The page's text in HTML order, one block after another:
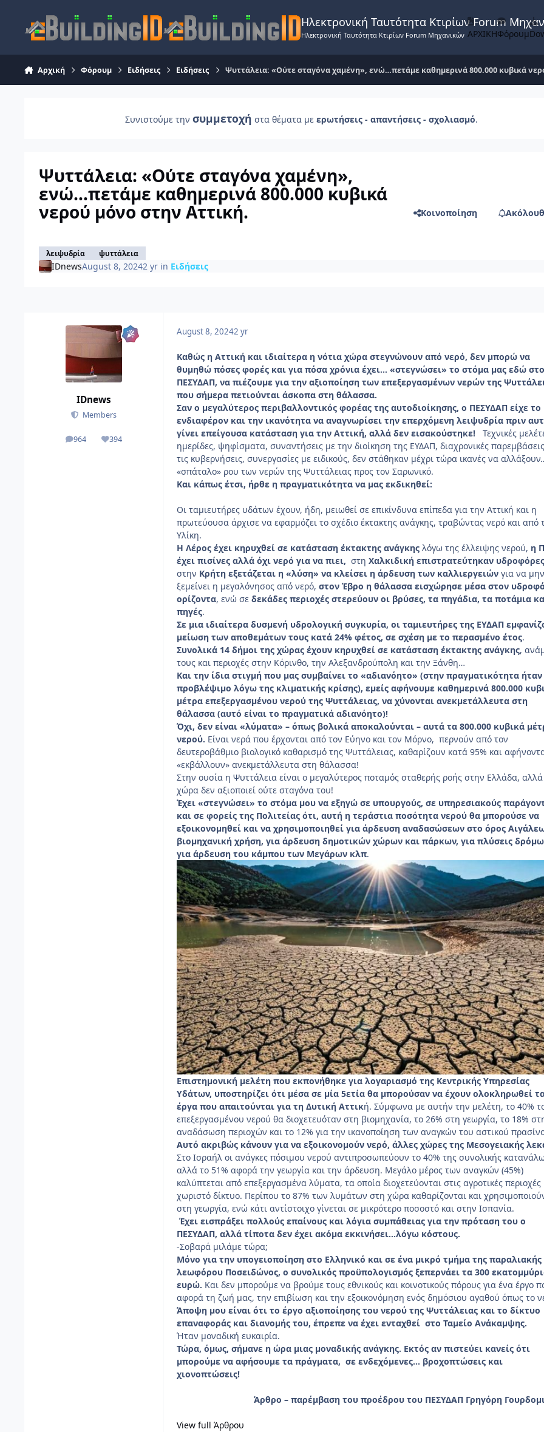
Ηλεκτρονική Ταυτότητα Κτιρίων Forum
Ηλεκτρονική Ταυτότητα Κτιρίων Forum Μηχανικών ΑΡΧΙΚΗΦόρουμ
Αρχική Φόρουμ Ειδήσεις Ειδήσεις Ψυττάλεια: «Ούτε σταγόνα χαμένη», ενώ…πετάμε καθημερινά 800.000 κυβικά
Συνιστούμε τηνσυμμετοχή στα θέματα με ερωτήσεις - απαντήσεις - σχολιασμό.
Ψυττάλεια: «Ούτε σταγόνα χαμένη»,
ενώ…πετάμε καθημερινά 800.000 κυβικά
νερού μόνο στην Αττική.
λειψυδρία ψυττάλεια
Κοινοποίηση
IDnewsAugust 8, 20242 yrin Ειδήσεις
IDnews
Members
964
αναρτήσεις394
Reputation
August 8, 20242 yr
Καθώς η Αττική και ιδιαίτερα η νότια χώρα στεγνώνουν από νερό, δεν μπορώ να
θυμηθώ πόσες φορές και για πόσα χρόνια έχει… «στεγνώσει» το στόμα μας εδώ
ΠΕΣΥΔΑΠ, να πιέζουμε για την αξιοποίηση των επεξεργασμένων νερών της
που σήμερα πετιούνται άσκοπα στη θάλασσα.
Σαν ο μεγαλύτερος περιβαλλοντικός φορέας της αυτοδιοίκησης, ο ΠΕΣΥΔΑΠ είχε το
ενδιαφέρον και την ικανότητα να αναγνωρίσει την επερχόμενη λειψυδρία πριν
γίνει επείγουσα κατάσταση για την Αττική, αλλά δεν εισακούστηκε!
Τεχνικές
ημερίδες, ψηφίσματα, συναντήσεις με την διοίκηση της ΕΥΔΑΠ, διαχρονικές
τις κυβερνήσεις, συνεργασίες με ειδικούς, δεν στάθηκαν μέχρι τώρα ικανές να
«σπάταλο» ρου των νερών της Ψυττάλειας προς τον Σαρωνικό.
Και κάπως έτσι, ήρθε η πραγματικότητα να μας εκδικηθεί:
Οι ταμιευτήρες υδάτων έχουν, ήδη, μειωθεί σε επικίνδυνα επίπεδα για την Αττική και η
πρωτεύουσα άρχισε να εφαρμόζει το σχέδιο έκτακτης ανάγκης, τραβώντας νερό και από
Υλίκη.
Η Λέρος έχει κηρυχθεί σε κατάσταση έκτακτης ανάγκης λόγω της έλλειψης νερού, η
έχει πισίνες αλλά όχι νερό για να πιει, στη Χαλκιδική επιστρατεύτηκαν
στην Κρήτη εξετάζεται η «λύση» να κλείσει η άρδευση των καλλιεργειών για να μην
ξεμείνει η μεγαλόνησος από νερό, στον Έβρο η θάλασσα εισχώρησε μέσα στον
ορίζοντα, ενώ σε δεκάδες περιοχές στερεύουν οι βρύσες, τα πηγάδια, τα ποτάμια
πηγές.
Σε μια ιδιαίτερα δυσμενή υδρολογική συγκυρία, οι ταμιευτήρες της ΕΥΔΑΠ
μείωση των αποθεμάτων τους κατά 24% φέτος, σε σχέση με το περασμένο έτος.
Συνολικά 14 δήμοι της χώρας έχουν κηρυχθεί σε κατάσταση έκτακτης ανάγκης,
τους και περιοχές στην Κόρινθο, την Αλεξανδρούπολη και την Ξάνθη…
Και την ίδια στιγμή που μας συμβαίνει το «αδιανόητο» (στην πραγματικότητα ήταν
προβλέψιμο λόγω της κλιματικής κρίσης), εμείς αφήνουμε καθημερινά 800.000
μέτρα επεξεργασμένου νερού της Ψυττάλειας, να χύνονται ανεκμετάλλευτα στη
θάλασσα (αυτό είναι το πραγματικά αδιανόητο)!
Όχι, δεν είναι «λύματα» – όπως βολικά αποκαλούνται – αυτά τα 800.000 κυβικά
νερού. Είναι νερά που έρχονται από τον Εύηνο και τον Μόρνο, περνούν από τον
δευτεροβάθμιο βιολογικό καθαρισμό της Ψυττάλειας, καθαρίζουν κατά 95% και
«εκβάλλουν» ανεκμετάλλευτα στη θάλασσα!
Στην ουσία η Ψυττάλεια είναι ο μεγαλύτερος ποταμός σταθερής ροής στην Ελλάδα,
χώρα δεν αξιοποιεί ούτε σταγόνα του!
Έχει «στεγνώσει» το στόμα μου να εξηγώ σε υπουργούς, σε υπηρεσιακούς
και σε φορείς της Πολιτείας ότι, αυτή η τεράστια ποσότητα νερού θα μπορούσε να
εξοικονομηθεί και να χρησιμοποιηθεί για άρδευση αναδασώσεων στο όρος
βιομηχανική χρήση, για άρδευση δημοτικών χώρων και πάρκων, για πλύσεις
για άρδευση του κάμπου των Μεγάρων κλπ.
Επιστημονική μελέτη που εκπονήθηκε για λογαριασμό της Κεντρικής Υπηρεσίας
Υδάτων, υποστηρίζει ότι μέσα σε μία 5ετία θα μπορούσαν να έχουν ολοκληρωθεί
έργα που απαιτούνται για τη Δυτική Αττική. Σύμφωνα με αυτήν την μελέτη, το 40%
επεξεργασμένου νερού θα διοχετευόταν στη βιομηχανία, το 26% στη γεωργία, το 18%
αναδάσωση περιοχών και το 12% για την ικανοποίηση των αναγκών του αστικού
Αυτό ακριβώς κάνουν για να εξοικονομούν νερό, άλλες χώρες της Μεσογειακής
Στο Ισραήλ οι ανάγκες πόσιμου νερού αντιπροσωπεύουν το 40% της συνολικής
αλλά το 51% αφορά την γεωργία και την άρδευση. Μεγάλο μέρος των αναγκών (45%)
καλύπτεται από επεξεργασμένα λύματα, τα οποία διοχετεύονται στις αγροτικές περιοχές
χωριστό δίκτυο. Περίπου το 87% των λυμάτων στη χώρα καθαρίζονται και
στη γεωργία, ενώ κάτι αντίστοιχο γίνεται σε μικρότερο ποσοστό και στην Ισπανία.
Έχει εισπράξει πολλούς επαίνους και λόγια συμπάθειας για την πρόταση του ο
ΠΕΣΥΔΑΠ, αλλά τίποτα δεν έχει ακόμα εκκινήσει…λόγω κόστους.
-Σοβαρά μιλάμε τώρα;
Μόνο για την υπογειοποίηση στο Ελληνικό και σε ένα μικρό τμήμα της παραλιακής
λεωφόρου Ποσειδώνος, ο συνολικός προϋπολογισμός ξεπερνάει τα 300
ευρώ. Και δεν μπορούμε να βρούμε τους εθνικούς και κοινοτικούς πόρους για ένα έργο
αφορά τη ζωή μας, την επιβίωση και την εξοικονόμηση ενός δημόσιου αγαθού όπως το
Άποψη μου είναι ότι το έργο αξιοποίησης του νερού της Ψυττάλειας και το δίκτυο
επαναφοράς και διανομής του, έπρεπε να έχει ενταχθεί στο Ταμείο Ανάκαμψης.
Ήταν μοναδική ευκαιρία.
Τώρα, όμως, σήμανε η ώρα μιας μοναδικής ανάγκης. Εκτός αν πιστεύει κανείς ότι
μπορούμε να αφήσουμε τα πράγματα, σε ενδεχόμενες… βροχοπτώσεις και
χιονοπτώσεις!
Άρθρο – παρέμβαση του προέδρου του ΠΕΣΥΔΑΠ Γρηγόρη
View full Άρθρου